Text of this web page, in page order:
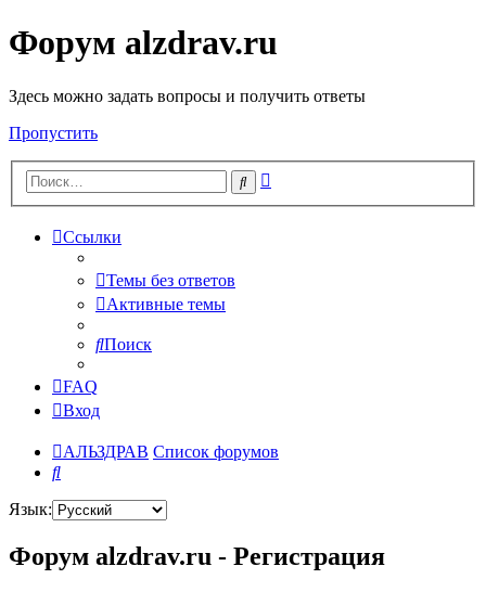
Форум alzdrav.ru
Здесь можно задать вопросы и получить ответы
Пропустить
Поиск
Ссылки
Темы без ответов
Активные темы
Поиск
FAQ
Вход
АЛЬЗДРАВ Список форумов
Поиск
Язык:
Форум alzdrav.ru - Регистрация